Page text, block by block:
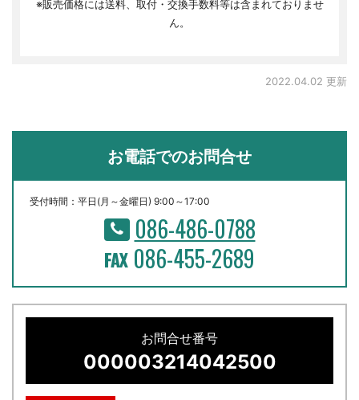
※販売価格には送料、取付・交換手数料等は含まれておりませ
ん。
2022.04.02 更新
お電話でのお問合せ
受付時間：平日(月～金曜日) 9:00～17:00
086-486-0788
086-455-2689
お問合せ番号
000003214042500